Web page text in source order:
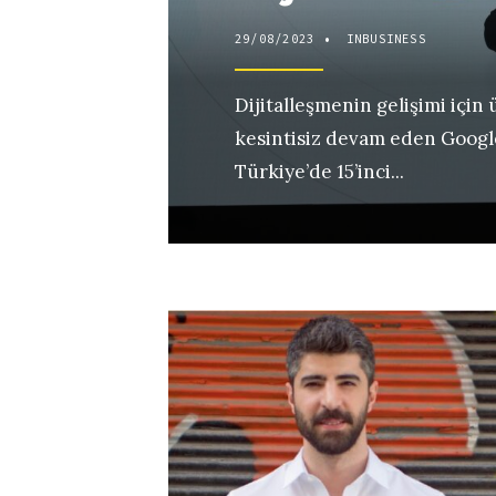
29/08/2023 • INBUSINESS
Dijitalleşmenin gelişimi için
kesintisiz devam eden
Türkiye’de 15’inci...